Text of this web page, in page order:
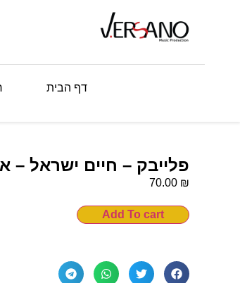
דף הבית
פלייבק – חיים ישראל –
70.00 ₪
Add To cart